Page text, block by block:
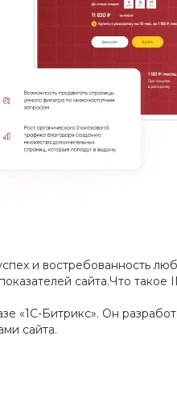
и востребованность
сайта.Что такое
«1С-Битрикс». Он
сайта.